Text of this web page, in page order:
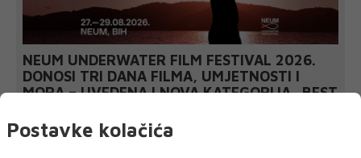
NEUM UNDERWATER FILM FESTIVAL 2026.
DONOSI TRI DANA FILMA, UMJETNOSTI I
MORA – UVEDENA I NOVA KATEGORIJA „BEST
Neum će 27., 28. i 29. kolovoza 2026. godine ponovno postati
mjesto susreta filma, mora,...
Postavke kolačića